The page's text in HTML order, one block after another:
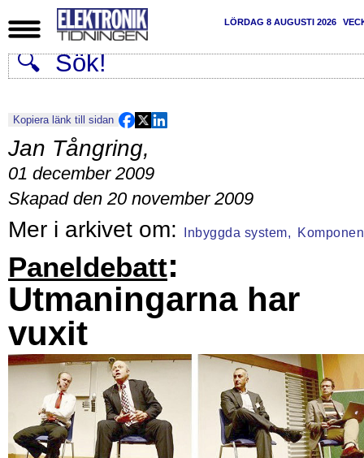
LÖRDAG 8 AUGUSTI 2026
Kopiera länk till sidan
Jan Tångring,
01 december 2009
Skapad den 20 november 2009
Inbyggda system,
Paneldebatt:
Utmaningarna har
vuxit